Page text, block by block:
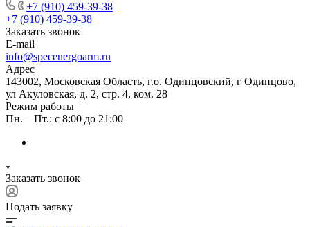
+7 (910) 459-39-38
+7 (910) 459-39-38
Заказать звонок
E-mail
info@specenergoarm.ru
Адрес
143002, Московская Область, г.о. Одинцовский, г Одинцово,
ул Акуловская, д. 2, стр. 4, ком. 28
Режим работы
Пн. – Пт.: с 8:00 до 21:00
Заказать звонок
Подать заявку